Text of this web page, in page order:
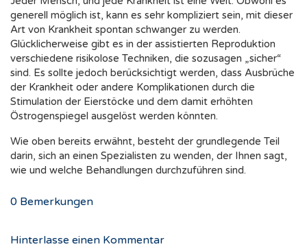
generell möglich ist, kann es sehr kompliziert sein, mit dieser
Art von Krankheit spontan schwanger zu werden.
Glücklicherweise gibt es in der assistierten Reproduktion
verschiedene risikolose Techniken, die sozusagen „sicher“
sind. Es sollte jedoch berücksichtigt werden, dass Ausbrüche
der Krankheit oder andere Komplikationen durch die
Stimulation der Eierstöcke und dem damit erhöhten
Östrogenspiegel ausgelöst werden könnten.
Wie oben bereits erwähnt, besteht der grundlegende Teil
darin, sich an einen Spezialisten zu wenden, der Ihnen sagt,
wie und welche Behandlungen durchzuführen sind.
0 Bemerkungen
Hinterlasse einen Kommentar